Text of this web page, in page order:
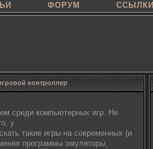
ФОРУМ ССЫЛКИ
контроллер
среди компьютерных игр. Не
у
такие игры на современных (и
программы эмуляторы,